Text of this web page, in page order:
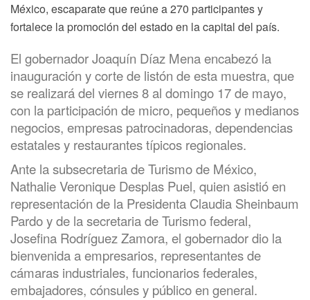
México, escaparate que reúne a 270 participantes y
fortalece la promoción del estado en la capital del país.
El gobernador Joaquín Díaz Mena encabezó la
inauguración y corte de listón de esta muestra, que
se realizará del viernes 8 al domingo 17 de mayo,
con la participación de micro, pequeños y medianos
negocios, empresas patrocinadoras, dependencias
estatales y restaurantes típicos regionales.
Ante la subsecretaria de Turismo de México,
Nathalie Veronique Desplas Puel, quien asistió en
representación de la Presidenta Claudia Sheinbaum
Pardo y de la secretaria de Turismo federal,
Josefina Rodríguez Zamora, el gobernador dio la
bienvenida a empresarios, representantes de
cámaras industriales, funcionarios federales,
embajadores, cónsules y público en general.